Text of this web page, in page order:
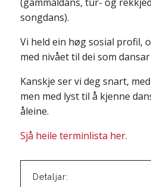
songdans).
Vi held ein høg sosial profil,
med nivået til dei som
Kanskje ser vi deg snart,
men med lyst til å kjenne
åleine.
Sjå heile terminlista her.
Detaljar: